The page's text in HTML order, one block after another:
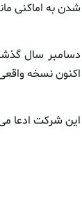
شدن به اماکنی
دسامبر سال
اکنون نسخه
این شرکت ادعا